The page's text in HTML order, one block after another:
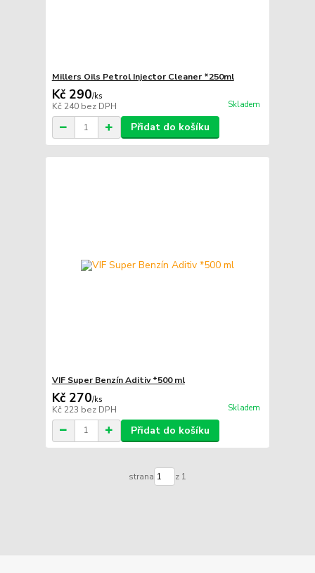
Millers Oils Petrol Injector Cleaner *250ml
Kč 290/ks
Kč 240 bez DPH Skladem
Přidat do košíku
VIF Super Benzín Aditiv *500 ml
Kč 270/ks
Kč 223 bez DPH Skladem
Přidat do košíku
strana z 1